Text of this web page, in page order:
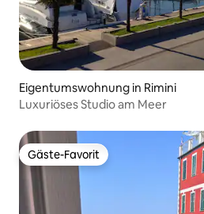
Eigentumswohnung in Rimini
Luxuriöses Studio am Meer
Gäste-Favorit
Gäste-Favorit